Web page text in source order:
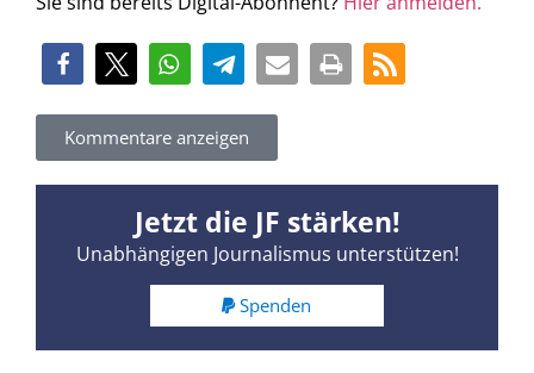
Kommentare anzeigen
Jetzt die JF stärken!
Unabhängigen Journalismus unterstützen!
Spenden